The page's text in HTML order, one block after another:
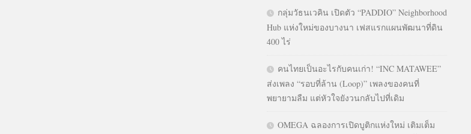
กลุ่มวัธนเวคิน เปิดตัว “PADDIO” Neighborhood
Hub แห่งใหม่ของบางนา เฟสแรกแผนพัฒนาที่ดิน
400 ไร่
คนไทยเป็นอะไรกับคนเก่า! “INC MATAWEE”
ส่งเพลง “รอบที่ล้าน (Loop)” เพลงของคนที่
พยายามลืม แต่หัวใจยังวนกลับไปที่เดิม
OMEGA ฉลองการเปิดบูติกแห่งใหม่ เติมเต็ม